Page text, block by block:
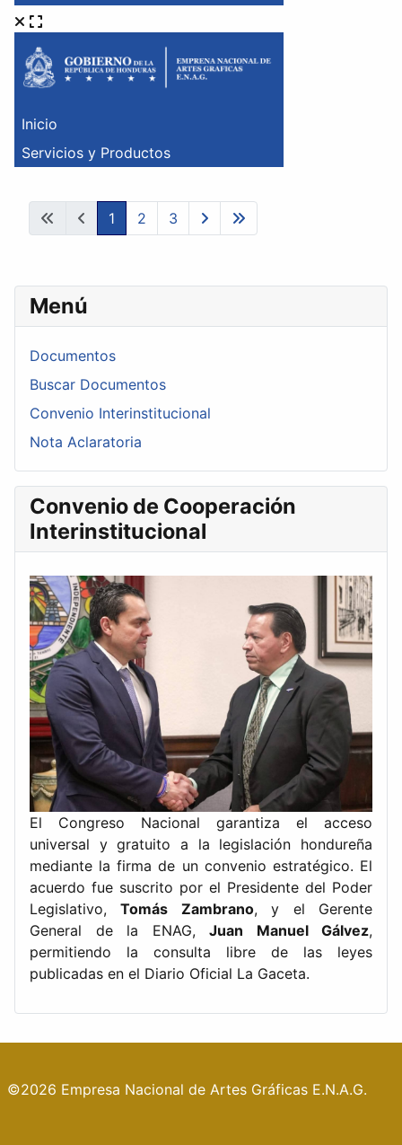
Menú
Documentos
Buscar Documentos
Convenio Interinstitucional
Nota Aclaratoria
Convenio de Cooperación
Interinstitucional
El Congreso Nacional garantiza el acceso
universal y gratuito a la legislación hondureña
mediante la firma de un convenio estratégico. El
acuerdo fue suscrito por el Presidente del Poder
Legislativo,Tomás Zambrano, y el Gerente
General de la ENAG, Juan Manuel Gálvez,
permitiendo la consulta libre de las leyes
publicadas en el Diario Oficial La Gaceta.
1 2 3
©2026 Empresa Nacional de Artes Gráficas E.N.A.G.